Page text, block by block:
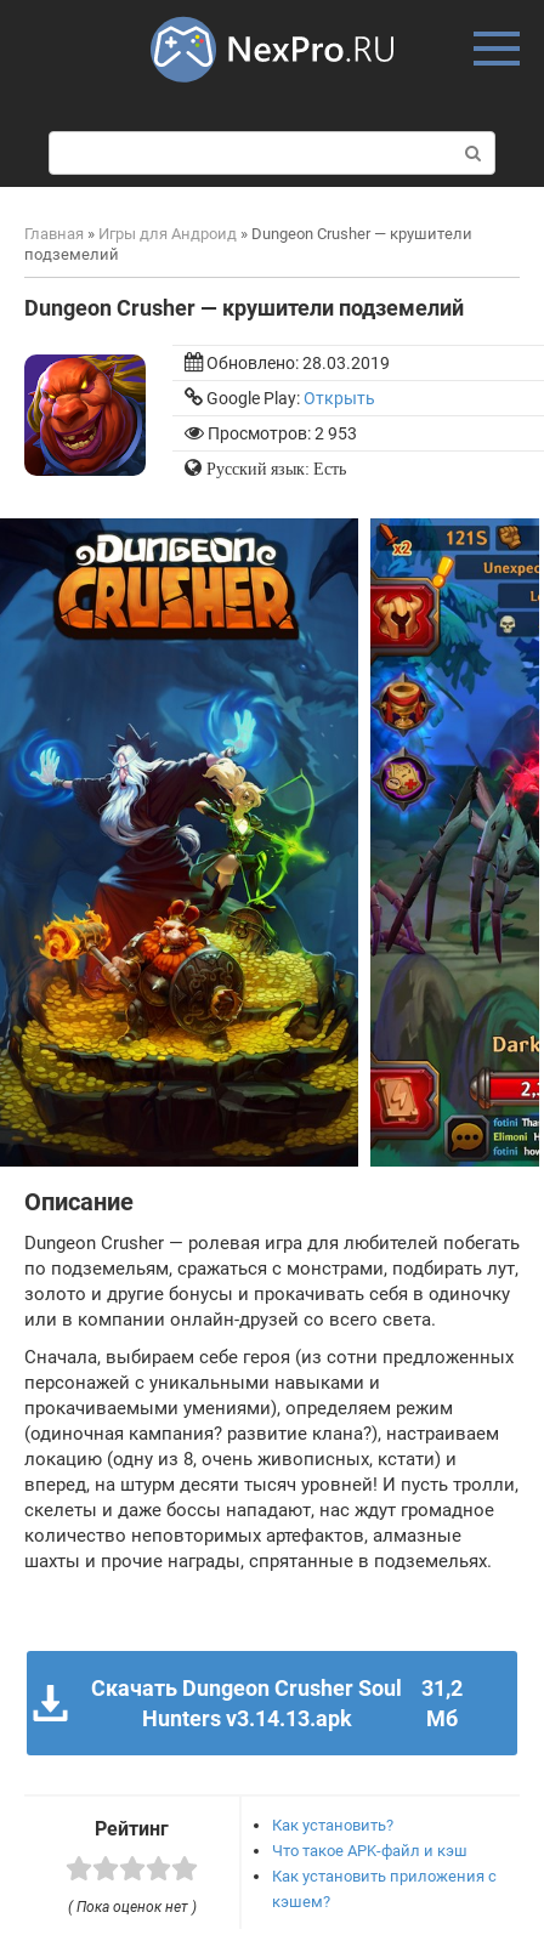
о
и
к
Главная » Игры для Андроид » Dungeon Crusher — крушители
подземелий
Dungeon Crusher — крушители подземелий
Обновлено:28.03.2019
Google Play:Открыть
Просмотров: 2 953
Русский язык: Есть
Описание
Dungeon Crusher — ролевая игра для любителей побегать
по подземельям, сражаться с монстрами, подбирать лут,
золото и другие бонусы и прокачивать себя в одиночку
или в компании онлайн-друзей со всего света.
Сначала, выбираем себе героя (из сотни предложенных
персонажей с уникальными навыками и
прокачиваемыми умениями), определяем режим
(одиночная кампания? развитие клана?), настраиваем
локацию (одну из 8, очень живописных, кстати) и
вперед, на штурм десяти тысяч уровней! И пусть тролли,
скелеты и даже боссы нападают, нас ждут громадное
количество неповторимых артефактов, алмазные
шахты и прочие награды, спрятанные в подземельях.
Скачать Dungeon Crusher Soul
Hunters v3.14.13.apk
31,2
Мб
Рейтинг
( Пока оценок нет )
Как установить?
Что такое APK-файл и кэш
Как установить приложения с
кэшем?